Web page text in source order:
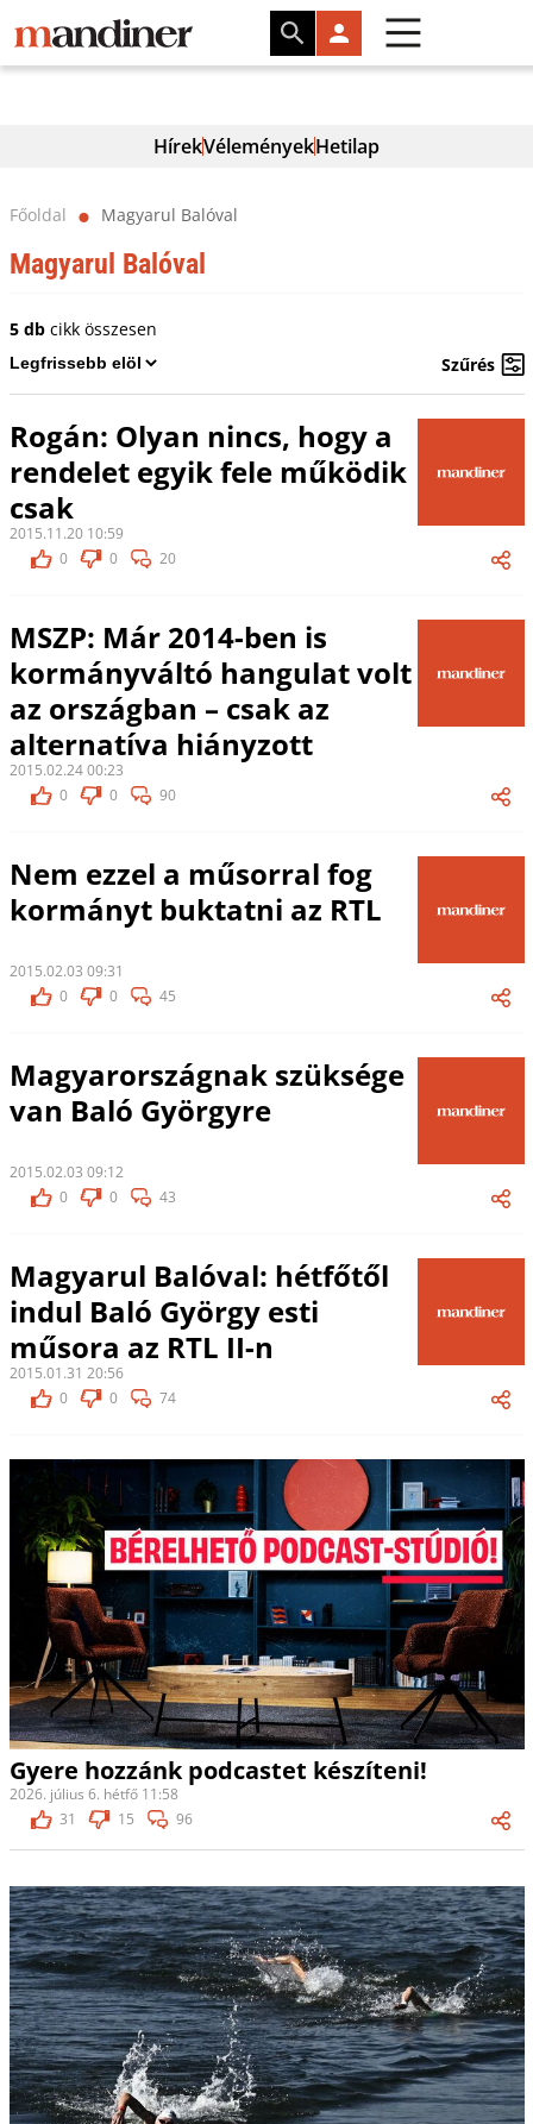
HírekVéleményekHetilap
Főoldal ⬤ Magyarul Balóval
Magyarul Balóval
5 dbcikk összesen
Szűrés
Rogán: Olyan nincs, hogy a
rendelet egyik fele működik
csak
2015.11.20 10:59
0
0 20
MSZP: Már 2014-ben is
kormányváltó hangulat volt
az országban – csak az
alternatíva hiányzott
2015.02.24 00:23
0
0 90
Nem ezzel a műsorral fog
kormányt buktatni az RTL
2015.02.03 09:31
0
0 45
Magyarországnak szüksége
van Baló Györgyre
2015.02.03 09:12
0
0 43
Magyarul Balóval: hétfőtől
indul Baló György esti
műsora az RTL II-n
2015.01.31 20:56
0
0 74
Gyere hozzánk podcastet készíteni!
2026. július 6. hétfő 11:58
31
15 96